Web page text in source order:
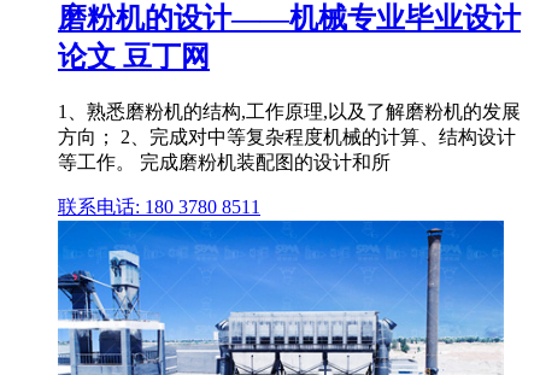
磨粉机的设计——机械专业毕业设计
论文 豆丁网
1、熟悉磨粉机的结构,工作原理,以及了解磨粉机的发展
方向； 2、完成对中等复杂程度机械的计算、结构设计
等工作。 完成磨粉机装配图的设计和所
联系电话: 180 3780 8511